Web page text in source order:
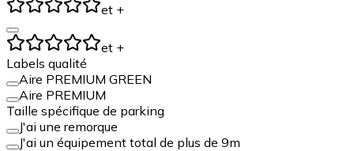
et +
et +
Labels qualité
Aire PREMIUM GREEN
Aire PREMIUM
Taille spécifique de parking
J'ai une remorque
J'ai un équipement total de plus de 9m